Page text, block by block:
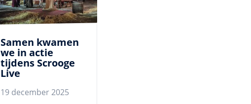
Samen kwamen
we in actie
tijdens Scrooge
Live
19 december 2025